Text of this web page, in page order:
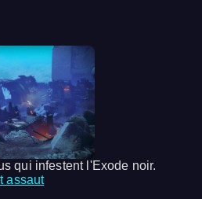
qui infestent l'Exode noir.
assaut